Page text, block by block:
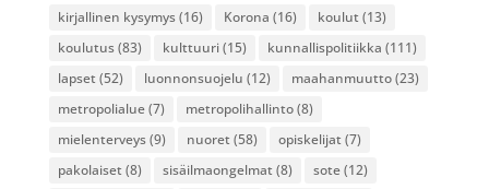
kirjallinen kysymys(16) Korona (16) koulut (13)
koulutus(83) kulttuuri(15) kunnallispolitiikka (111)
lapset (52) luonnonsuojelu (12) maahanmuutto(23)
metropolialue(7) metropolihallinto(8)
mielenterveys(9) nuoret (58) opiskelijat (7)
pakolaiset (8) sisäilmaongelmat (8) sote(12)